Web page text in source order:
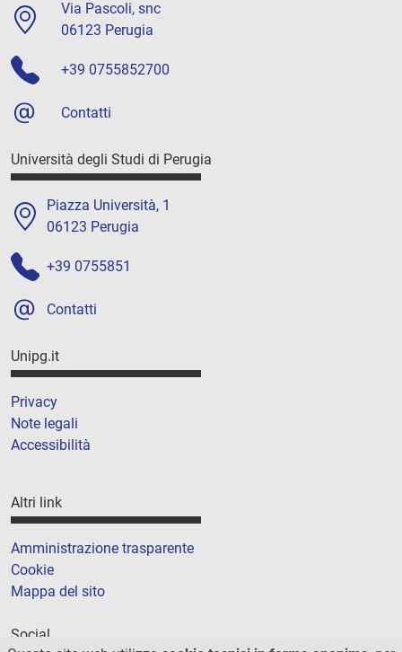
Via Pascoli, snc
06123 Perugia
+39 0755852700
Contatti
Università degli Studi di Perugia
Piazza Università, 1
06123 Perugia
+39 0755851
Contatti
Unipg.it
Privacy
Note legali
Accessibilità
Altri link
Amministrazione trasparente
Cookie
Mappa del sito
Social